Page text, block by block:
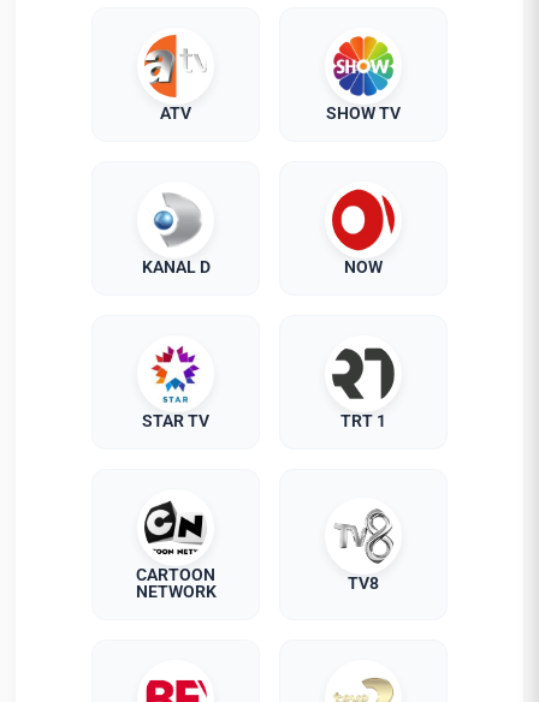
ATV SHOW TV
KANAL D NOW
STAR TV TRT 1
CARTOON
NETWORK
TV8